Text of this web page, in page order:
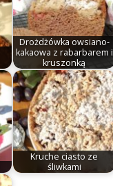
Drożdżówka owsiano-
kakaowa z rabarbarem i
kruszonką
Kruche ciasto ze
śliwkami